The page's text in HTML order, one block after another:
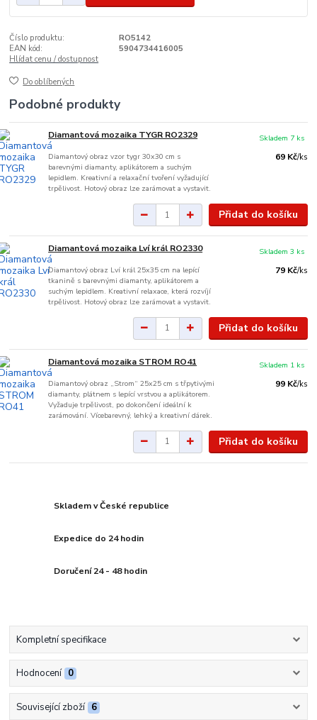
Číslo produktu:
RO5142
EAN kód:
5904734416005
Hlídat cenu / dostupnost
Do oblíbených
Podobné produkty
Diamantová mozaika TYGR RO2329
Diamantový obraz vzor tygr 30x30 cm s
barevnými diamanty, aplikátorem a suchým
lepidlem. Kreativní a relaxační tvoření vyžadující
trpělivost. Hotový obraz lze zarámovat a vystavit.
69 Kč/ks
Skladem 7 ks
Přidat do košíku
Diamantová mozaika Lví král RO2330
Diamantový obraz Lví král 25x35 cm na lepící
tkanině s barevnými diamanty, aplikátorem a
suchým lepidlem. Kreativní relaxace, která rozvíjí
trpělivost. Hotový obraz lze zarámovat a vystavit.
79 Kč/ks
Skladem 3 ks
Přidat do košíku
Diamantová mozaika STROM RO41
Diamantový obraz „Strom“ 25x25 cm s třpytivými
diamanty, plátnem s lepící vrstvou a aplikátorem.
Vyžaduje trpělivost, po dokončení ideální k
zarámování. Vícebarevný, lehký a kreativní dárek.
99 Kč/ks
Skladem 1 ks
Přidat do košíku
Skladem v České republice
Expedice do 24 hodin
Doručení 24 - 48 hodin
Kompletní specifikace
Hodnocení 0
Související zboží 6